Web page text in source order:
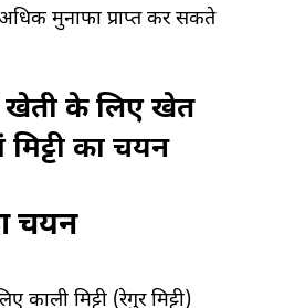
मुनाफा प्राप्त कर सकते
खेती के लिए खेत
का चयन
चयन
मिट्टी (रेगुर मिट्टी)